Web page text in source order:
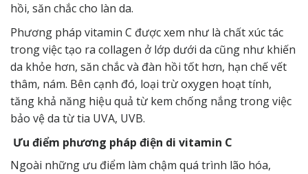
hồi, săn chắc cho làn da.
Phương pháp vitamin C được xem như là chất xúc tác
trong việc tạo ra collagen ở lớp dưới da cũng như khiến
da khỏe hơn, săn chắc và đàn hồi tốt hơn, hạn chế vết
thâm, nám. Bên cạnh đó, loại trừ oxygen hoạt tính,
tăng khả năng hiệu quả từ kem chống nắng trong việc
bảo vệ da từ tia UVA, UVB.
Ưu điểm phương pháp điện di vitamin C
Ngoài những ưu điểm làm chậm quá trình lão hóa,